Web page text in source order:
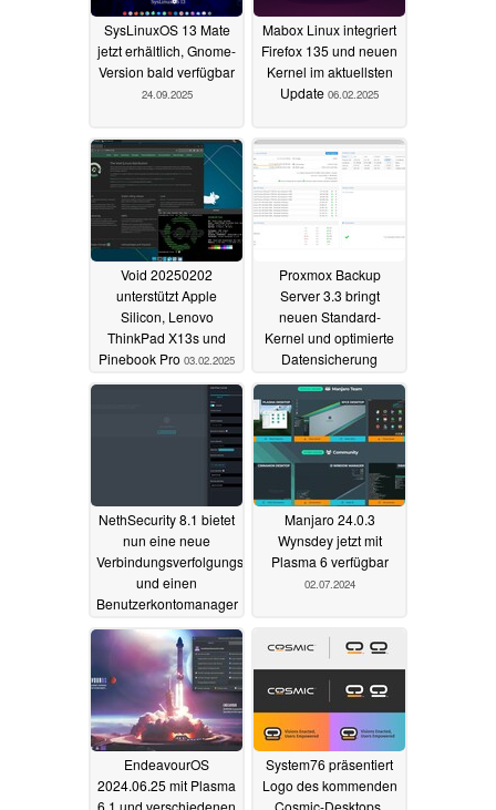
SysLinuxOS 13 Mate
jetzt erhältlich, Gnome-
Version bald verfügbar
24.09.2025
Mabox Linux integriert
Firefox 135 und neuen
Kernel im aktuellsten
Update 06.02.2025
Void 20250202
unterstützt Apple
Silicon, Lenovo
ThinkPad X13s und
Pinebook Pro 03.02.2025
Proxmox Backup
Server 3.3 bringt
neuen Standard-
Kernel und optimierte
Datensicherung
30.11.2024
NethSecurity 8.1 bietet
nun eine neue
Verbindungsverfolgungsschnittstelle
und einen
Benutzerkontomanager
an
09.07.2024
Manjaro 24.0.3
Wynsdey jetzt mit
Plasma 6 verfügbar
02.07.2024
EndeavourOS
2024.06.25 mit Plasma
System76 präsentiert
Logo des kommenden